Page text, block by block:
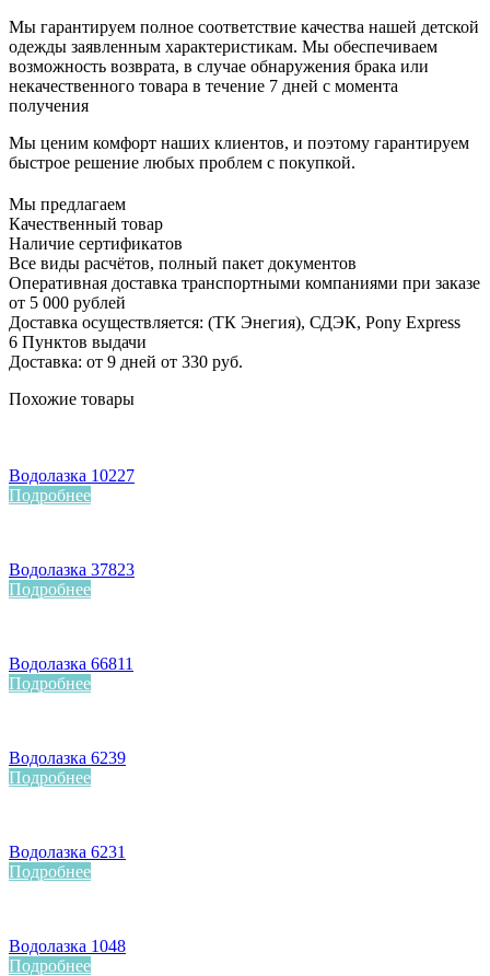
Мы гарантируем полное соответствие качества нашей детской
одежды заявленным характеристикам. Мы обеспечиваем
возможность возврата, в случае обнаружения брака или
некачественного товара в течение 7 дней с момента
получения
Мы ценим комфорт наших клиентов, и поэтому гарантируем
быстрое решение любых проблем с покупкой.
Мы предлагаем
Качественный товар
Наличие сертификатов
Все виды расчётов, полный пакет документов
Оперативная доставка транспортными компаниями при заказе
от 5 000 рублей
Доставка осуществляется: (ТК Энегия), СДЭК, Pony Express
6 Пунктов выдачи
Доставка: от 9 дней от 330 руб.
Похожие товары
Водолазка 10227
Подробнее
Водолазка 37823
Подробнее
Водолазка 66811
Подробнее
Водолазка 6239
Подробнее
Водолазка 6231
Подробнее
Водолазка 1048
Подробнее